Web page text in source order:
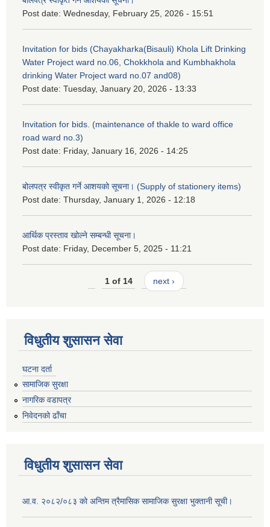
Post date: Wednesday, February 25, 2026 - 15:51
Invitation for bids (Chayakharka(Bisauli) Khola Lift Drinking
Water Project ward no.06, Chokkhola and Kumbhakhola
drinking Water Project ward no.07 and08)
Post date: Tuesday, January 20, 2026 - 13:33
Invitation for bids. (maintenance of thakle to ward office
road ward no.3)
Post date: Friday, January 16, 2026 - 14:25
बोलपत्र स्वीकृत गर्ने आशयको सूचना। (Supply of stationery items)
Post date: Thursday, January 1, 2026 - 12:18
आर्थिक प्रस्ताव खोल्ने सम्बन्धी सूचना।
Post date: Friday, December 5, 2025 - 11:21
1 of 14 next ›
विधुतीय शुसासन सेवा
घटना दर्ता
सामाजिक सुरक्षा
नागरिक वडापत्र
निवेदनको ढाँचा
विधुतीय शुसासन सेवा
आ.व. २०८२/०८३ को अन्तिम त्रैमासिक सामाजिक सुरक्षा भुक्तानी सूची।